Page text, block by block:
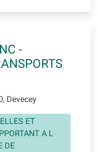
-
Devecey
ET
A L
DE